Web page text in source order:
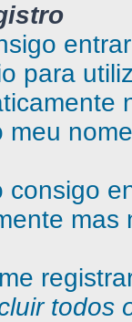
para
meu
consigo
todos